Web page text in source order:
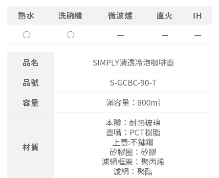
熱水 洗碗機 微波爐 直火
IH
○
○ — — —
品名
SIMPLY清透冷泡咖啡壺
品號
S-GCBC-90-T
容量
滿容量：800ml
材質
本體：耐熱玻璃
壺嘴：PCT樹脂
上蓋:不鏽鋼
矽膠圈：矽膠
濾網框架：聚丙烯
濾網：聚酯